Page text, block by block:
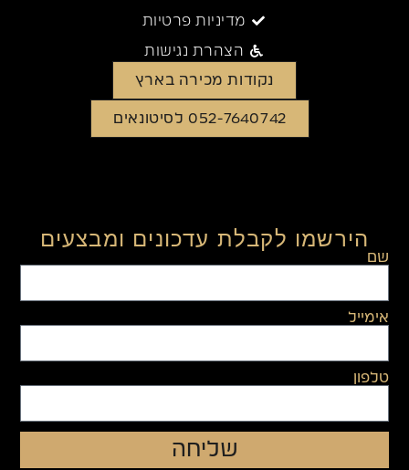
מדיניות פרטיות
הצהרת נגישות
נקודות מכירה בארץ
052-7640742 לסיטונאים
הירשמו לקבלת עדכונים ומבצעים
שם
אימייל
טלפון
שליחה